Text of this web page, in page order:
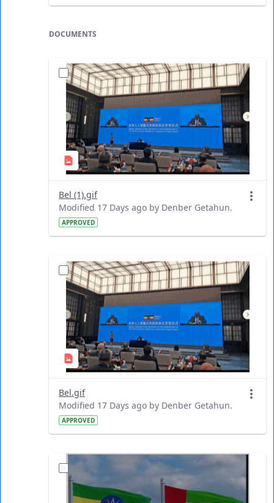
DOCUMENTS
Bel (1).gif
Modified 17 Days ago by Denber Getahun.
APPROVED
Bel.gif
Modified 17 Days ago by Denber Getahun.
APPROVED